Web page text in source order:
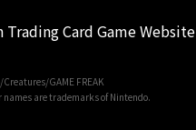
Trading Card Game Website
GAME FREAK
are trademarks of Nintendo.